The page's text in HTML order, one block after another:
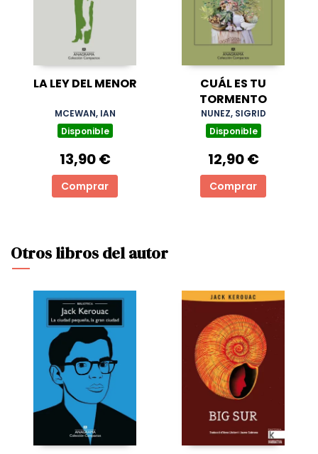
LA LEY DEL MENOR
MCEWAN, IAN
Disponible
13,90 €
Comprar
CUÁL ES TU
TORMENTO
NUNEZ, SIGRID
Disponible
12,90 €
Comprar
Otros libros del autor